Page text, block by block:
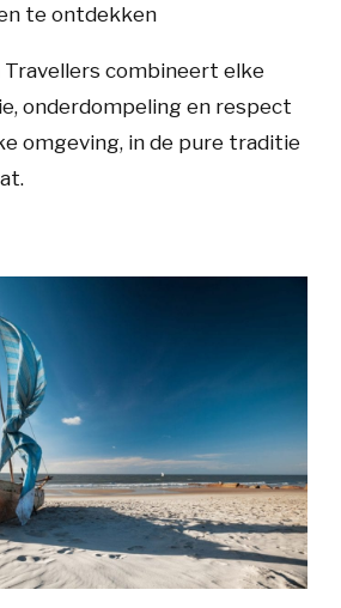
te ontdekken
combineert elke
onderdompeling en respect
omgeving, in de pure traditie